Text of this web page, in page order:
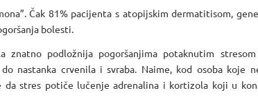
Čak 81% pacijenta s atopijskim dermatitisom,
bolesti.
znatno podložnija pogoršanjima potaknutim
nastanka crvenila i svraba. Naime, kod osoba koje
stres potiče lučenje adrenalina i kortizola koji u